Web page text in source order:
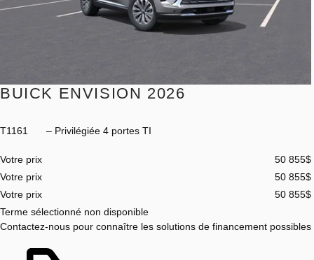
BUICK ENVISION 2026
T1161 – Privilégiée 4 portes TI
Votre prix 50 855$
Votre prix
50 855$
Votre prix
50 855$
Terme sélectionné non disponible
Contactez-nous pour connaître les solutions de financement possibles